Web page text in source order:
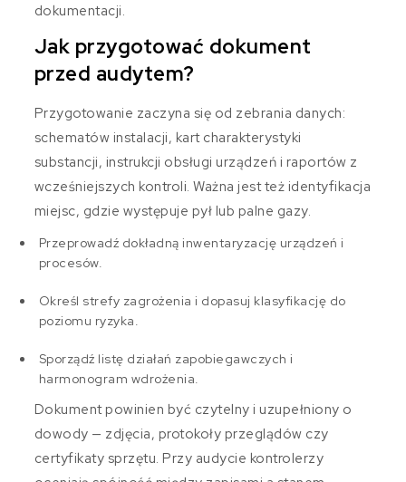
dokumentacji.
Jak przygotować dokument
przed audytem?
Przygotowanie zaczyna się od zebrania danych:
schematów instalacji, kart charakterystyki
substancji, instrukcji obsługi urządzeń i raportów z
wcześniejszych kontroli. Ważna jest też identyfikacja
miejsc, gdzie występuje pył lub palne gazy.
Przeprowadź dokładną inwentaryzację urządzeń i
procesów.
Określ strefy zagrożenia i dopasuj klasyfikację do
poziomu ryzyka.
Sporządź listę działań zapobiegawczych i
harmonogram wdrożenia.
Dokument powinien być czytelny i uzupełniony o
dowody — zdjęcia, protokoły przeglądów czy
certyfikaty sprzętu. Przy audycie kontrolerzy